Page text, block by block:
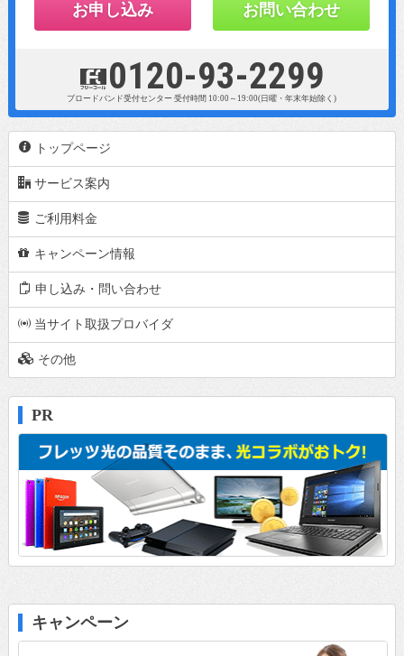
お申し込み お問い合わせ
z0120-93-2299
ブロードバンド受付センター 受付時間 10:00～19:00(日曜・年末年始除く)
i トップページ
bサービス案内
f ご利用料金
c キャンペーン情報
e 申し込み・問い合わせ
p当サイト取扱プロバイダ
o その他
PR
キャンペーン